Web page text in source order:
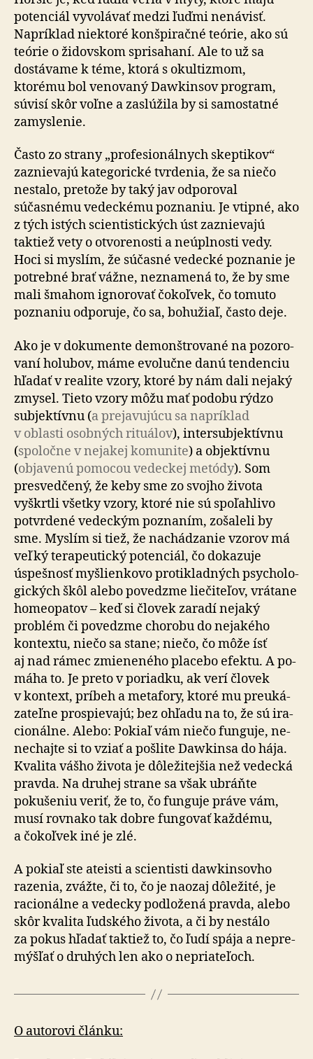
potenciál vyvolávať medzi ľuďmi nenávisť.
Napríklad niektoré konšpiračné teórie, ako sú
teórie o židovskom sprisahaní. Ale to už sa
dostávame k téme, ktorá s okultizmom,
ktorému bol venovaný Dawkinsov program,
súvisí skôr voľne a zaslú­ži­la by si samo­statné
zamyslenie.
Často zo strany „profesionálnych skeptikov“
zaznievajú ka­te­go­rické tvr­de­nia, že sa niečo
nestalo, pretože by taký jav odporoval
súčasnému vedeckému poznaniu. Je vtipné, ako
z tých istých scientistických úst zaznievajú
taktiež vety o ot­vo­re­nosti a ne­ú­pl­nosti vedy.
Hoci si myslím, že sú­čas­né vedecké poznanie je
potrebné brať vážne, ne­zna­me­ná to, že by sme
mali šmahom ignorovať čo­koľ­vek, čo to­mu­to
poznaniu odporuje, čo sa, bohu­žiaľ, často deje.
Ako je v dokumente demonštrované na po­zo­ro­
va­ní holubov, máme evolučne danú tendenciu
hľadať v realite vzory, ktoré by nám dali nejaký
zmysel. Tieto vzory môžu mať podobu rýdzo
sub­jek­tívnu (a pre­ja­vu­jú­cu sa napríklad
v oblasti osobných rituálov), inter­sub­jek­tívnu
(spoločne v nejakej komunite) a ob­jek­tívnu
(objavenú pomocou vedeckej metódy). Som
presvedčený, že keby sme zo svojho života
vyškrtli všetky vzory, ktoré nie sú spoľahlivo
potvrdené vedeckým poznaním, zošaleli by
sme. Myslím si tiež, že na­chá­dza­nie vzorov má
veľký tera­pe­u­tický potenciál, čo do­ka­zu­je
úspešnosť myšlienkovo proti­kladných psy­cho­lo­
gických škôl alebo povedzme lie­či­te­ľov, vrátane
homeo­patov – keď si človek zaradí nejaký
problém či po­vedz­me chorobu do ne­ja­ké­ho
kontextu, niečo sa stane; niečo, čo môže ísť
aj nad rámec zmie­ne­né­ho pla­ce­bo efektu. A po­
má­ha to. Je preto v po­riad­ku, ak verí človek
v kon­text, príbeh a meta­fory, ktoré mu pre­u­ká­
za­teľ­ne prospievajú; bez ohľadu na to, že sú ira­
cio­nálne. Alebo: Pokiaľ vám niečo funguje, ne­
ne­chaj­te si to vziať a pošlite Dawkinsa do hája.
Kvalita vášho života je dô­le­ži­tej­šia než vedecká
pravda. Na druhej strane sa však ubráňte
pokušeniu veriť, že to, čo fun­gu­je práve vám,
musí rovnako tak dobre fun­go­vať každému,
a čo­koľ­vek iné je zlé.
A pokiaľ ste ateisti a scientisti dawkinsovho
razenia, zvážte, či to, čo je naozaj dôležité, je
racionálne a vedecky podložená pravda, alebo
skôr kvalita ľudského života, a či by nestálo
za pokus hľadať taktiež to, čo ľudí spája a ne­pre­
mýš­ľať o druhých len ako o ne­pria­te­ľoch.
O autorovi článku: